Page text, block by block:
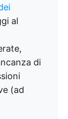
al
di
(ad